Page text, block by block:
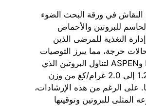
في ورقة البحث الضوء
للبروتين والأحماض
التغذية للمرضى الذين
حرجة، مما يبرز التوصيات
من ESPEN وASPEN لتناول البروتين الذي
يتراوح بين 1.2 إلى 2.0 غرام/كغ من وزن
على الرغم من هذه الإرشادات،
المثلى للبروتين وتوقيتها